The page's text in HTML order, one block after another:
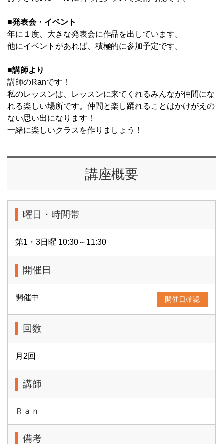
■発表会・イベント
年に１度、大きな発表会に作品を出しています。
他にイベントがあれば、積極的に参加予定です。
■講師より
講師のRanです！
私のレッスンは、レッスンに来てくれるみんなが仲間にな
れる楽しい場所です。仲間と楽し踊れることはかけがえの
ない思い出になります！
一緒に楽しいクラスを作りましょう！
講座概要
曜日・時間帯
第1・3日曜 10:30～11:30
開催日
開催中 開催日確認
回数
月2回
講師
Ｒａｎ
備考